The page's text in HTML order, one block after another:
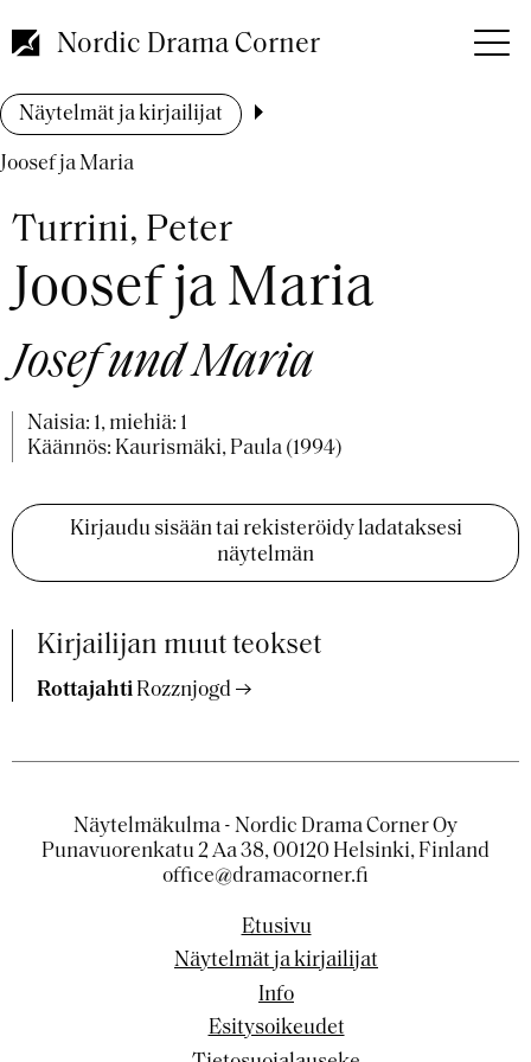
pääsisältöön
Nordic Drama Corner
Murupolku
Näytelmät ja kirjailijat
Joosef ja Maria
Turrini, Peter
Joosef ja Maria
Josef und Maria
Naisia: 1, miehiä: 1
Käännös: Kaurismäki, Paula (1994)
Kirjaudu sisään tai rekisteröidy ladataksesi
näytelmän
Kirjailijan muut teokset
Rottajahti Rozznjogd
Näytelmäkulma - Nordic Drama Corner Oy
Punavuorenkatu 2 Aa 38, 00120 Helsinki, Finland
office@dramacorner.fi
Etusivu
Näytelmät ja kirjailijat
Info
Esitysoikeudet